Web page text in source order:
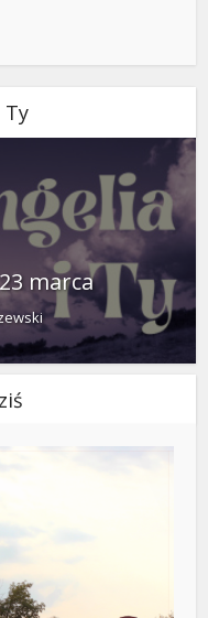
Ty
marca